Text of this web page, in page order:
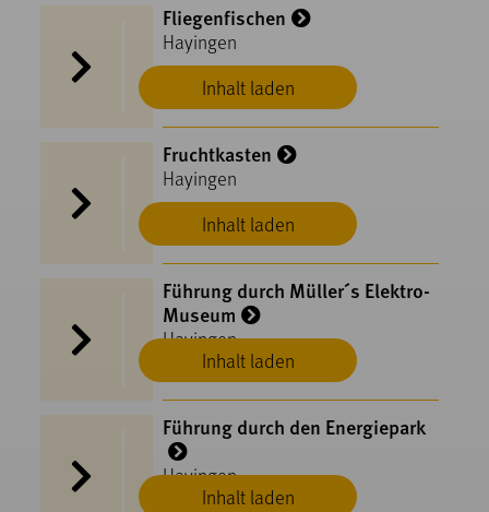
Inhalt laden
Fliegenfischen
Hayingen
Inhalt laden
Fruchtkasten
Hayingen
Inhalt laden
Führung durch Müller´s Elektro-
Museum
Hayingen
Inhalt laden
Führung durch den Energiepark
Hayingen